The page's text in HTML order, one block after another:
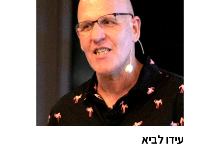
עידו לביא